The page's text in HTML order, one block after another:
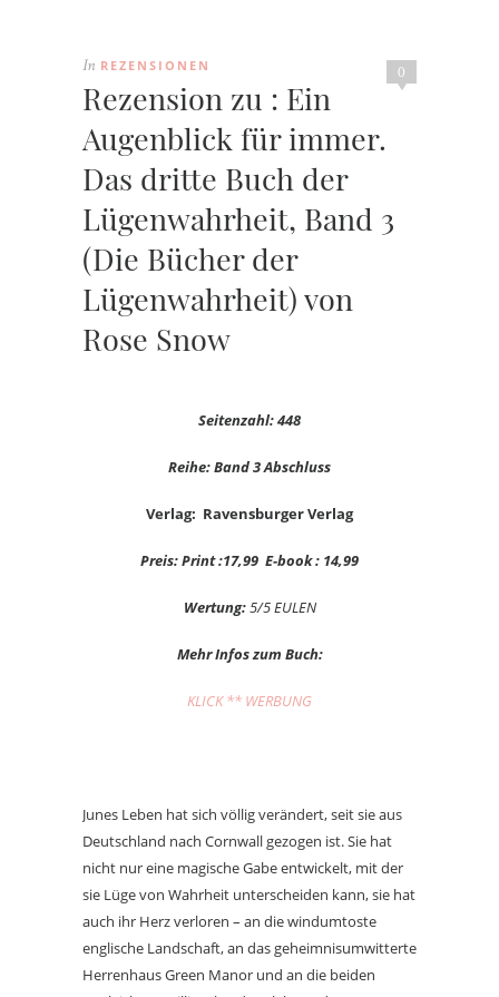
0
In REZENSIONEN
Rezension zu : Ein
Augenblick für immer.
Das dritte Buch der
Lügenwahrheit, Band 3
(Die Bücher der
Lügenwahrheit) von
Rose Snow
Seitenzahl: 448
Reihe: Band 3 Abschluss
Verlag: Ravensburger Verlag
Preis: Print :17,99 E-book : 14,99
Wertung:5/5 EULEN
Mehr Infos zum Buch:
KLICK ** WERBUNG
Junes Leben hat sich völlig verändert, seit sie aus
Deutschland nach Cornwall gezogen ist. Sie hat
nicht nur eine magische Gabe entwickelt, mit der
sie Lüge von Wahrheit unterscheiden kann, sie hat
auch ihr Herz verloren – an die windumtoste
englische Landschaft, an das geheimnisumwitterte
Herrenhaus Green Manor und an die beiden